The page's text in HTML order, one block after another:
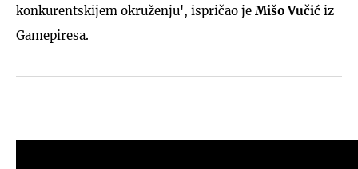
konkurentskijem okruženju', ispričao je Mišo Vučić iz
Gamepiresa.